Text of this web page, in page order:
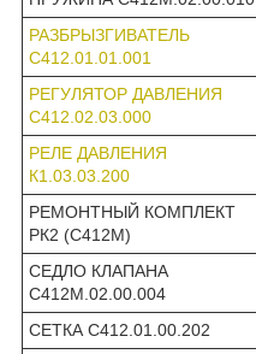
РАЗБРЫЗГИВАТЕЛЬ
С412.01.01.001
РЕГУЛЯТОР ДАВЛЕНИЯ
С412.02.03.000
РЕЛЕ ДАВЛЕНИЯ
К1.03.03.200
РЕМОНТНЫЙ КОМПЛЕКТ
РК2 (С412М)
СЕДЛО КЛАПАНА
С412М.02.00.004
СЕТКА С412.01.00.202